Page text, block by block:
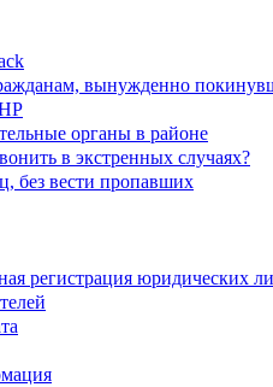
вынужденно
органы в районе
в экстренных случаях?
без вести пропавших
регистрация юридических